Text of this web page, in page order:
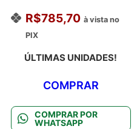
R$785,70 à vista no
PIX
ÚLTIMAS UNIDADES!
COMPRAR
COMPRAR POR
WHATSAPP